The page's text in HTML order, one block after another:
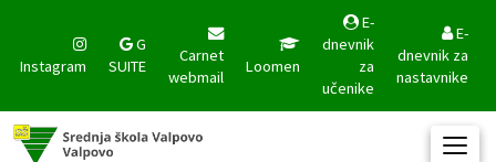
Instagram
G
SUITE
Carnet
webmail
Loomen
E-
dnevnik
za
učenike
E-
dnevnik za
nastavnike